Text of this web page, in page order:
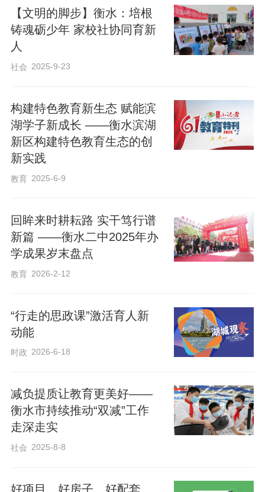
为沉浸式思政教育课堂。
精准分层施教，丰富多元研学课堂内涵。
结合不同学段学生认知特点，该区细分研
针对性、感染力。聚焦工业智造育人，组
织学生走进智能制造厂区、本土老字号企
业，邀请劳模工匠、一线技术人员现场授
产业升级历程，厚植学生创新精神与科技
报国情怀，相关内容全面融入学校德育与
劳动教育课程。深耕农耕思政教育，以设
学生亲身参与育苗管护、农事劳作，结合
【文明的脚步】衡水：培根
铸魂砺少年 家校社协同育新
人
社会 2025-9-23
构建特色教育新生态 赋能滨
湖学子新成长 ——衡水滨湖
新区构建特色教育生态的创
新实践
教育 2025-6-9
回眸来时耕耘路 实干笃行谱
新篇 ——衡水二中2025年办
学成果岁末盘点
教育 2026-2-12
“行走的思政课”激活育人新
动能
时政 2026-6-18
减负提质让教育更美好——
衡水市持续推动“双减”工作
走深走实
社会 2025-8-8
好项目、好房子、好配套、